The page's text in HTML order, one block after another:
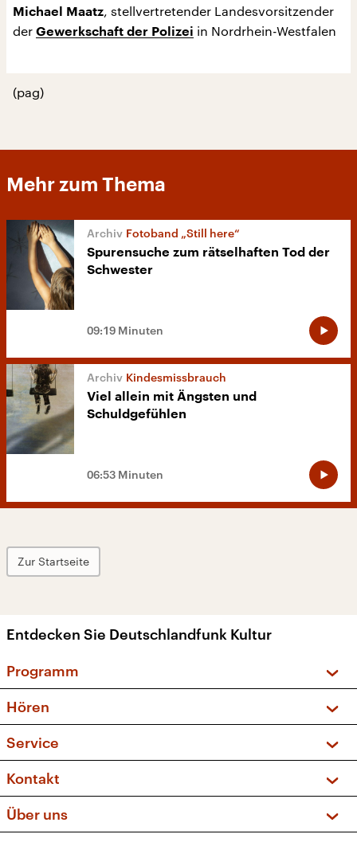
Michael Maatz, stellvertretender Landesvorsitzender
der Gewerkschaft der Polizei in Nordrhein-Westfalen
(pag)
Mehr zum Thema
Fotoband „Still here“
Spurensuche zum rätselhaften Tod der
Schwester
09:19 Minuten
Kindesmissbrauch
Viel allein mit Ängsten und
Schuldgefühlen
06:53 Minuten
Zur Startseite
Entdecken Sie Deutschlandfunk Kultur
Programm
Sendungen und Podcasts
Musikliste
Kakadu – Das Kinderprogramm
Hören
Frequenzen (UKW + DAB+)
Service
FAQ
Apps
Newsletter
Kontakt
Social Media
Über uns